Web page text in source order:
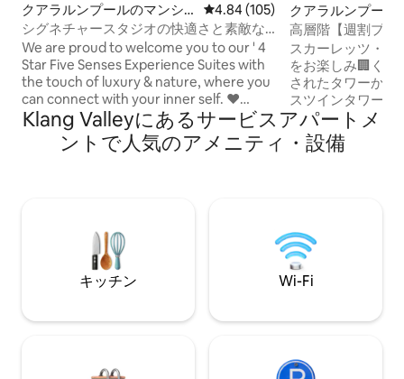
クアラルンプールのマンシ
ョン・アパート
レビュー105件、5つ星中4.84つ
4.84 (105)
シグネチャースタジオの快適さと素敵な
眺め、リヴ
We are proud to welcome you to our ' 4
Star Five Senses Experience Suites with
the touch of luxury & nature, where you
can connect with your inner self. ❤
Situated in Brickfields / KL Sentral Train
district!❤ ❤ 5 -10 Mins to Bukit Bintang &
Bangsar ❤ ❤ Walking distance to
Youtube, Swimming Pool, Gymnasium &
Free WiFi❤
クアラルンプール
ン・アパート
高層階【週割プロ
KLCC |ジム|スカ
スカーレッツ・ス
をお楽しみ🏢く
されたタワーから
スツインタワーの
できます。 ゲストに人気の✨理由： 象徴
的なスカイライ
ンフィニティプール 💼 ビジネスラ
周辺にはカフェ、
日対応のセキュリ
ンがあります。シ
ロマンチックな旅
Klang Valleyにあるサービスアパートメ
ントで人気のアメニティ・設備
キッチン Wi-Fi